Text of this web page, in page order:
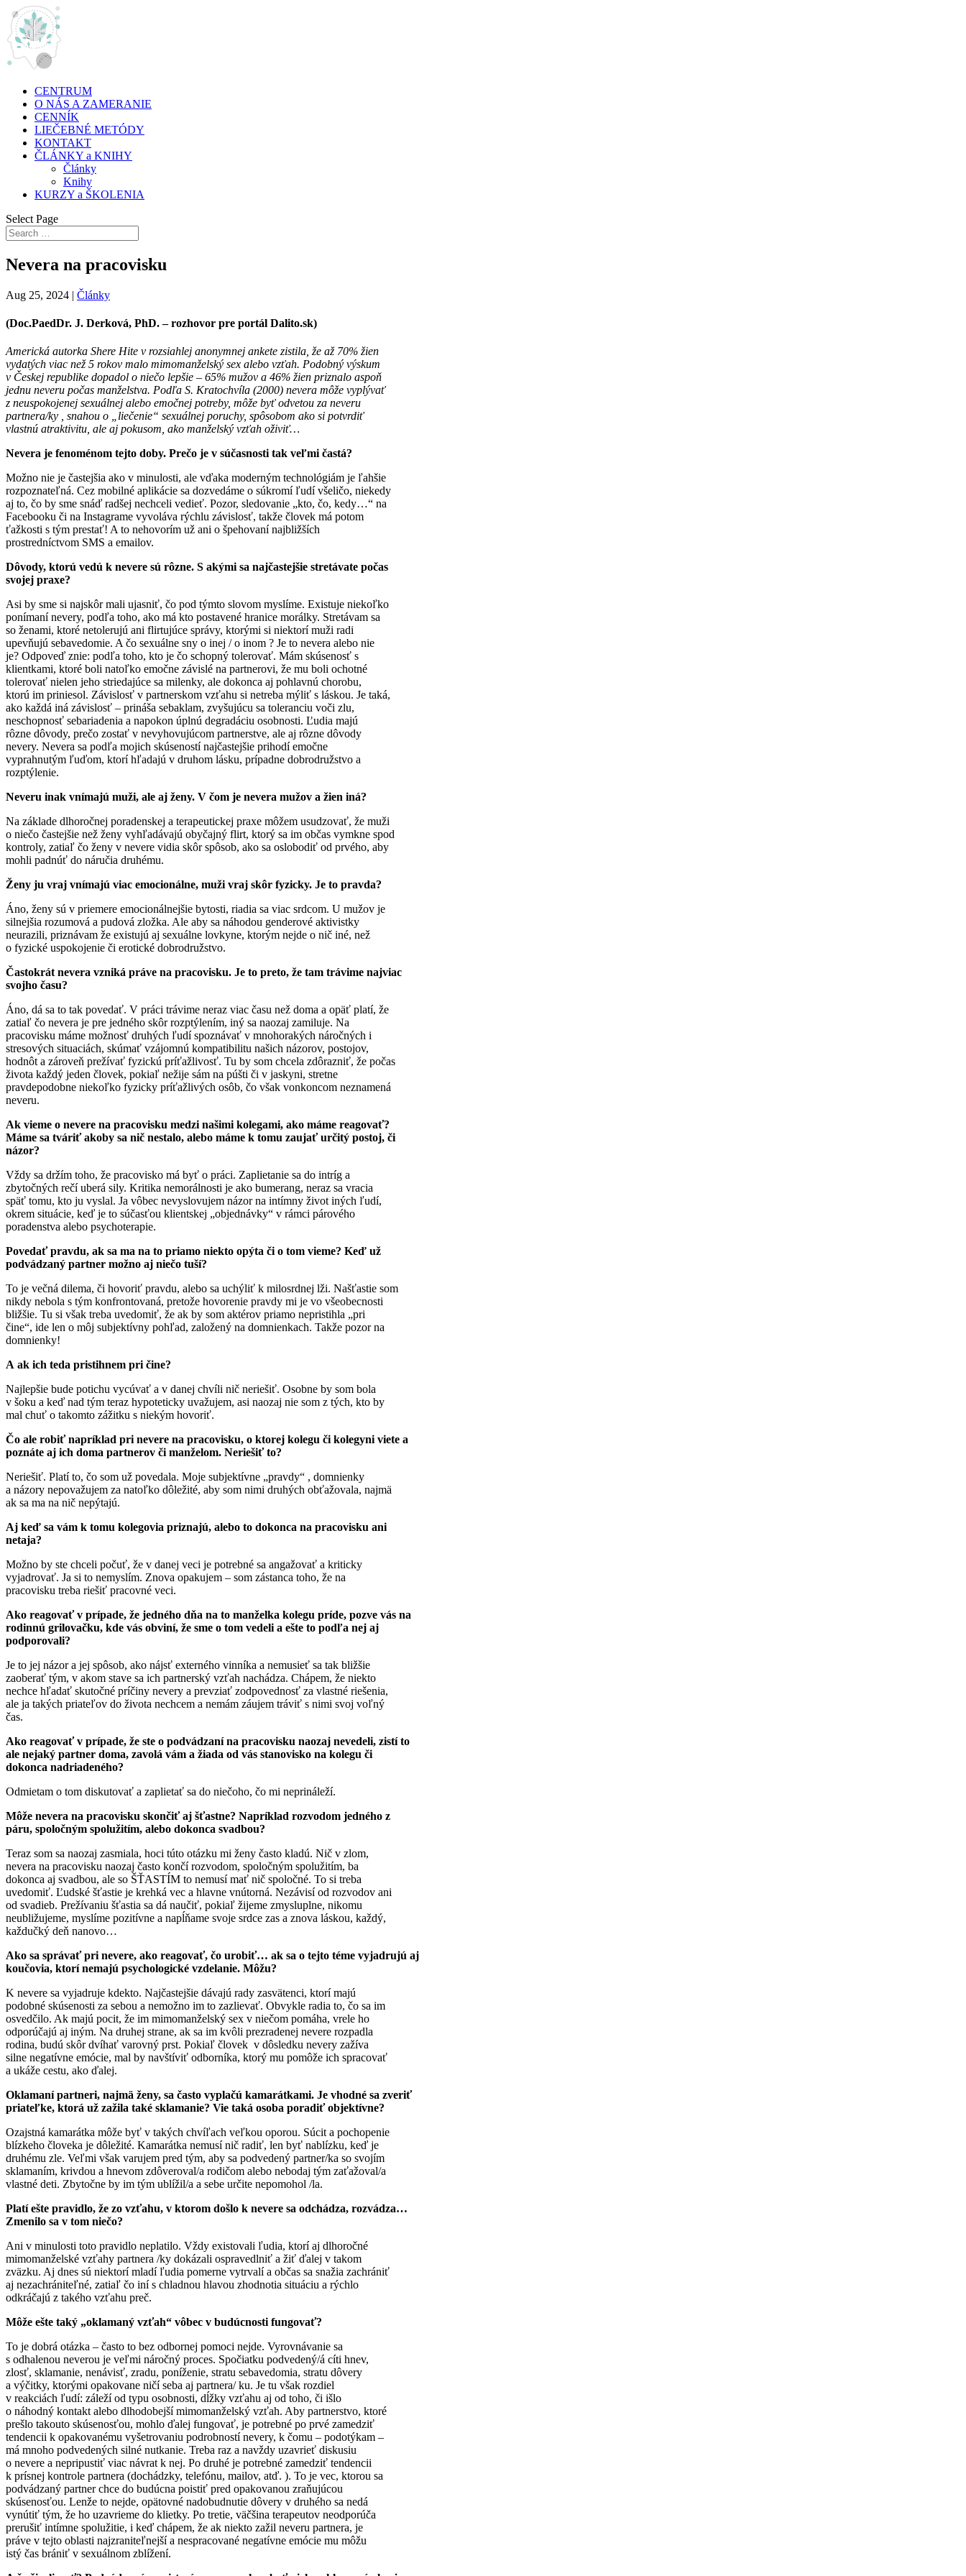
CENTRUM
O NÁS A ZAMERANIE
CENNÍK
LIEČEBNÉ METÓDY
KONTAKT
ČLÁNKY a KNIHY
Články
Knihy
KURZY a ŠKOLENIA
Select Page
Nevera na pracovisku
Aug 25, 2024 | Články
(Doc.PaedDr. J. Derková, PhD. – rozhovor pre portál Dalito.sk)
Americká autorka Shere Hite v rozsiahlej anonymnej ankete zistila, že až 70% žien
vydatých viac než 5 rokov malo mimomanželský sex alebo vzťah. Podobný výskum
v Českej republike dopadol o niečo lepšie – 65% mužov a 46% žien priznalo aspoň
jednu neveru počas manželstva. Podľa S. Kratochvíla (2000) nevera môže vyplývať
z neuspokojenej sexuálnej alebo emočnej potreby, môže byť odvetou za neveru
partnera/ky , snahou o „liečenie“ sexuálnej poruchy, spôsobom ako si potvrdiť
vlastnú atraktivitu, ale aj pokusom, ako manželský vzťah oživiť…
Nevera je fenoménom tejto doby. Prečo je v súčasnosti tak veľmi častá?
Možno nie je častejšia ako v minulosti, ale vďaka moderným technológiám je ľahšie
rozpoznateľná. Cez mobilné aplikácie sa dozvedáme o súkromí ľudí všeličo, niekedy
aj to, čo by sme snáď radšej nechceli vedieť. Pozor, sledovanie „kto, čo, kedy…“ na
Facebooku či na Instagrame vyvoláva rýchlu závislosť, takže človek má potom
ťažkosti s tým prestať! A to nehovorím už ani o špehovaní najbližších
prostredníctvom SMS a emailov.
Dôvody, ktorú vedú k nevere sú rôzne. S akými sa najčastejšie stretávate počas
svojej praxe?
Asi by sme si najskôr mali ujasniť, čo pod týmto slovom myslíme. Existuje niekoľko
ponímaní nevery, podľa toho, ako má kto postavené hranice morálky. Stretávam sa
so ženami, ktoré netolerujú ani flirtujúce správy, ktorými si niektorí muži radi
upevňujú sebavedomie. A čo sexuálne sny o inej / o inom ? Je to nevera alebo nie
je? Odpoveď znie: podľa toho, kto je čo schopný tolerovať. Mám skúsenosť s
klientkami, ktoré boli natoľko emočne závislé na partnerovi, že mu boli ochotné
tolerovať nielen jeho striedajúce sa milenky, ale dokonca aj pohlavnú chorobu,
ktorú im priniesol. Závislosť v partnerskom vzťahu si netreba mýliť s láskou. Je taká,
ako každá iná závislosť – prináša sebaklam, zvyšujúcu sa toleranciu voči zlu,
neschopnosť sebariadenia a napokon úplnú degradáciu osobnosti. Ľudia majú
rôzne dôvody, prečo zostať v nevyhovujúcom partnerstve, ale aj rôzne dôvody
nevery. Nevera sa podľa mojich skúseností najčastejšie prihodí emočne
vyprahnutým ľuďom, ktorí hľadajú v druhom lásku, prípadne dobrodružstvo a
rozptýlenie.
Neveru inak vnímajú muži, ale aj ženy. V čom je nevera mužov a žien iná?
Na základe dlhoročnej poradenskej a terapeutickej praxe môžem usudzovať, že muži
o niečo častejšie než ženy vyhľadávajú obyčajný flirt, ktorý sa im občas vymkne spod
kontroly, zatiaľ čo ženy v nevere vidia skôr spôsob, ako sa oslobodiť od prvého, aby
mohli padnúť do náručia druhému.
Ženy ju vraj vnímajú viac emocionálne, muži vraj skôr fyzicky. Je to pravda?
Áno, ženy sú v priemere emocionálnejšie bytosti, riadia sa viac srdcom. U mužov je
silnejšia rozumová a pudová zložka. Ale aby sa náhodou genderové aktivistky
neurazili, priznávam že existujú aj sexuálne lovkyne, ktorým nejde o nič iné, než
o fyzické uspokojenie či erotické dobrodružstvo.
Častokrát nevera vzniká práve na pracovisku. Je to preto, že tam trávime najviac
svojho času?
Áno, dá sa to tak povedať. V práci trávime neraz viac času než doma a opäť platí, že
zatiaľ čo nevera je pre jedného skôr rozptýlením, iný sa naozaj zamiluje. Na
pracovisku máme možnosť druhých ľudí spoznávať v mnohorakých náročných i
stresových situaciách, skúmať vzájomnú kompatibilitu našich názorov, postojov,
hodnôt a zároveň prežívať fyzickú príťažlivosť. Tu by som chcela zdôrazniť, že počas
života každý jeden človek, pokiaľ nežije sám na púšti či v jaskyni, stretne
pravdepodobne niekoľko fyzicky príťažlivých osôb, čo však vonkoncom neznamená
neveru.
Ak vieme o nevere na pracovisku medzi našimi kolegami, ako máme reagovať?
Máme sa tváriť akoby sa nič nestalo, alebo máme k tomu zaujať určitý postoj, či
názor?
Vždy sa držím toho, že pracovisko má byť o práci. Zaplietanie sa do intríg a
zbytočných rečí uberá sily. Kritika nemorálnosti je ako bumerang, neraz sa vracia
späť tomu, kto ju vyslal. Ja vôbec nevyslovujem názor na intímny život iných ľudí,
okrem situácie, keď je to súčasťou klientskej „objednávky“ v rámci párového
poradenstva alebo psychoterapie.
Povedať pravdu, ak sa ma na to priamo niekto opýta či o tom vieme? Keď už
podvádzaný partner možno aj niečo tuší?
To je večná dilema, či hovoriť pravdu, alebo sa uchýliť k milosrdnej lži. Našťastie som
nikdy nebola s tým konfrontovaná, pretože hovorenie pravdy mi je vo všeobecnosti
bližšie. Tu si však treba uvedomiť, že ak by som aktérov priamo nepristihla „pri
čine“, ide len o môj subjektívny pohľad, založený na domnienkach. Takže pozor na
domnienky!
A ak ich teda pristihnem pri čine?
Najlepšie bude potichu vycúvať a v danej chvíli nič neriešiť. Osobne by som bola
v šoku a keď nad tým teraz hypoteticky uvažujem, asi naozaj nie som z tých, kto by
mal chuť o takomto zážitku s niekým hovoriť.
Čo ale robiť napríklad pri nevere na pracovisku, o ktorej kolegu či kolegyni viete a
poznáte aj ich doma partnerov či manželom. Neriešiť to?
Neriešiť. Platí to, čo som už povedala. Moje subjektívne „pravdy“ , domnienky
a názory nepovažujem za natoľko dôležité, aby som nimi druhých obťažovala, najmä
ak sa ma na nič nepýtajú.
Aj keď sa vám k tomu kolegovia priznajú, alebo to dokonca na pracovisku ani
netaja?
Možno by ste chceli počuť, že v danej veci je potrebné sa angažovať a kriticky
vyjadrovať. Ja si to nemyslím. Znova opakujem – som zástanca toho, že na
pracovisku treba riešiť pracovné veci.
Ako reagovať v prípade, že jedného dňa na to manželka kolegu príde, pozve vás na
rodinnú grilovačku, kde vás obviní, že sme o tom vedeli a ešte to podľa nej aj
podporovali?
Je to jej názor a jej spôsob, ako nájsť externého vinníka a nemusieť sa tak bližšie
zaoberať tým, v akom stave sa ich partnerský vzťah nachádza. Chápem, že niekto
nechce hľadať skutočné príčiny nevery a prevziať zodpovednosť za vlastné riešenia,
ale ja takých priateľov do života nechcem a nemám záujem tráviť s nimi svoj voľný
čas.
Ako reagovať v prípade, že ste o podvádzaní na pracovisku naozaj nevedeli, zistí to
ale nejaký partner doma, zavolá vám a žiada od vás stanovisko na kolegu či
dokonca nadriadeného?
Odmietam o tom diskutovať a zaplietať sa do niečoho, čo mi neprináleží.
Môže nevera na pracovisku skončiť aj šťastne? Napríklad rozvodom jedného z
páru, spoločným spolužitím, alebo dokonca svadbou?
Teraz som sa naozaj zasmiala, hoci túto otázku mi ženy často kladú. Nič v zlom,
nevera na pracovisku naozaj často končí rozvodom, spoločným spolužitím, ba
dokonca aj svadbou, ale so ŠŤASTÍM to nemusí mať nič spoločné. To si treba
uvedomiť. Ľudské šťastie je krehká vec a hlavne vnútorná. Nezávisí od rozvodov ani
od svadieb. Prežívaniu šťastia sa dá naučiť, pokiaľ žijeme zmysluplne, nikomu
neubližujeme, myslíme pozitívne a napĺňame svoje srdce zas a znova láskou, každý,
každučký deň nanovo…
Ako sa správať pri nevere, ako reagovať, čo urobiť… ak sa o tejto téme vyjadrujú aj
koučovia, ktorí nemajú psychologické vzdelanie. Môžu?
K nevere sa vyjadruje kdekto. Najčastejšie dávajú rady zasvätenci, ktorí majú
podobné skúsenosti za sebou a nemožno im to zazlievať. Obvykle radia to, čo sa im
osvedčilo. Ak majú pocit, že im mimomanželský sex v niečom pomáha, vrele ho
odporúčajú aj iným. Na druhej strane, ak sa im kvôli prezradenej nevere rozpadla
rodina, budú skôr dvíhať varovný prst. Pokiaľ človek v dôsledku nevery zažíva
silne negatívne emócie, mal by navštíviť odborníka, ktorý mu pomôže ich spracovať
a ukáže cestu, ako ďalej.
Oklamaní partneri, najmä ženy, sa často vyplačú kamarátkami. Je vhodné sa zveriť
priateľke, ktorá už zažila také sklamanie? Vie taká osoba poradiť objektívne?
Ozajstná kamarátka môže byť v takých chvíľach veľkou oporou. Súcit a pochopenie
blízkeho človeka je dôležité. Kamarátka nemusí nič radiť, len byť nablízku, keď je
druhému zle. Veľmi však varujem pred tým, aby sa podvedený partner/ka so svojím
sklamaním, krivdou a hnevom zdôveroval/a rodičom alebo nebodaj tým zaťažoval/a
vlastné deti. Zbytočne by im tým ublížil/a a sebe určite nepomohol /la.
Platí ešte pravidlo, že zo vzťahu, v ktorom došlo k nevere sa odchádza, rozvádza…
Zmenilo sa v tom niečo?
Ani v minulosti toto pravidlo neplatilo. Vždy existovali ľudia, ktorí aj dlhoročné
mimomanželské vzťahy partnera /ky dokázali ospravedlniť a žiť ďalej v takom
zväzku. Aj dnes sú niektorí mladí ľudia pomerne vytrvalí a občas sa snažia zachrániť
aj nezachrániteľné, zatiaľ čo iní s chladnou hlavou zhodnotia situáciu a rýchlo
odkráčajú z takého vzťahu preč.
Môže ešte taký „oklamaný vzťah“ vôbec v budúcnosti fungovať?
To je dobrá otázka – často to bez odbornej pomoci nejde. Vyrovnávanie sa
s odhalenou neverou je veľmi náročný proces. Spočiatku podvedený/á cíti hnev,
zlosť, sklamanie, nenávisť, zradu, poníženie, stratu sebavedomia, stratu dôvery
a výčitky, ktorými opakovane ničí seba aj partnera/ ku. Je tu však rozdiel
v reakciách ľudí: záleží od typu osobnosti, dĺžky vzťahu aj od toho, či išlo
o náhodný kontakt alebo dlhodobejší mimomanželský vzťah. Aby partnerstvo, ktoré
prešlo takouto skúsenosťou, mohlo ďalej fungovať, je potrebné po prvé zamedziť
tendencii k opakovanému vyšetrovaniu podrobností nevery, k čomu – podotýkam –
má mnoho podvedených silné nutkanie. Treba raz a navždy uzavrieť diskusiu
o nevere a nepripustiť viac návrat k nej. Po druhé je potrebné zamedziť tendencii
k prísnej kontrole partnera (dochádzky, telefónu, mailov, atď. ). To je vec, ktorou sa
podvádzaný partner chce do budúcna poistiť pred opakovanou zraňujúcou
skúsenosťou. Lenže to nejde, opätovné nadobudnutie dôvery v druhého sa nedá
vynútiť tým, že ho uzavrieme do klietky. Po tretie, väčšina terapeutov neodporúča
prerušiť intímne spolužitie, i keď chápem, že ak niekto zažil neveru partnera, je
práve v tejto oblasti najzraniteľnejší a nespracované negatívne emócie mu môžu
istý čas brániť v sexuálnom zblížení.